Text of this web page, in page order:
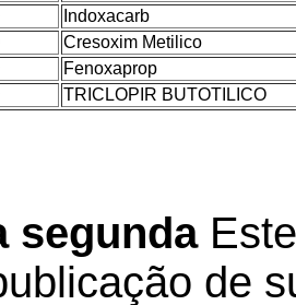
Indoxacarb
Cresoxim Metilico
Fenoxaprop
TRICLOPIR BUTOTILICO
segunda
de